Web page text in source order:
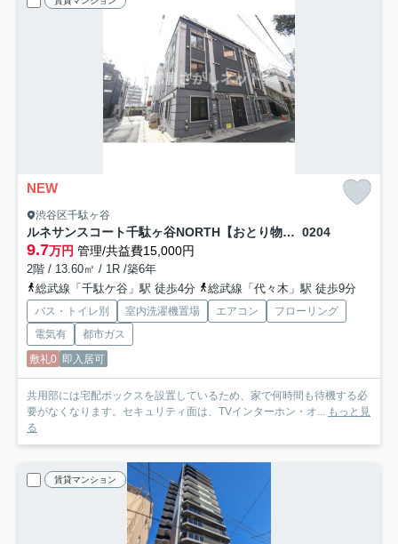
NEW
渋谷区千駄ヶ谷
ルネサンスコート千駄ヶ谷NORTH【おとり物件なし】#学生・社会人にオススメ！初期費用分割払いOK！ 0204
9.7万円 管理/共益費15,000円
2階 / 13.60㎡ / 1R /築6年
総武線「千駄ケ谷」駅 徒歩4分
総武線「代々木」駅 徒歩9分
バス・トイレ別 室内洗濯機置場 エアコン
フローリング
電気有
都市ガス
敷礼0 即入居可
共用部には宅配ボックスを設置しているため、家で何時間も待機する必
要がなくなります。セキュリティ面は、TVインターホン・オ... もっと見
る
賃貸マンション